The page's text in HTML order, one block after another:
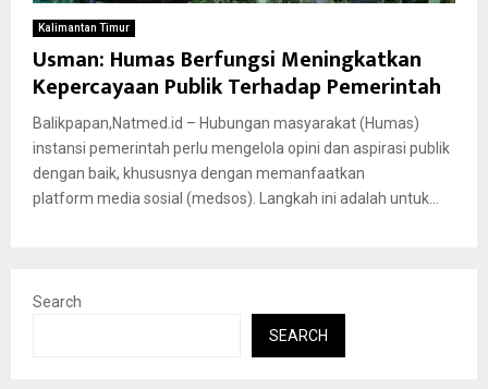
Kalimantan Timur
Usman: Humas Berfungsi Meningkatkan
Kepercayaan Publik Terhadap Pemerintah
Balikpapan,Natmed.id – Hubungan masyarakat (Humas)
instansi pemerintah perlu mengelola opini dan aspirasi publik
dengan baik, khususnya dengan memanfaatkan
platform media sosial (medsos). Langkah ini adalah untuk...
Search
SEARCH